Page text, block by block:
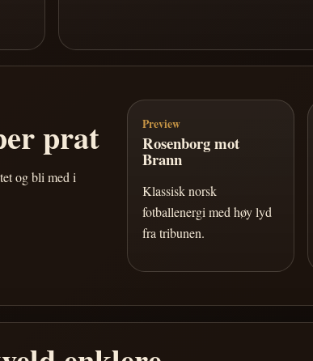
prat
og bli med i
Preview
Rosenborg mot
Brann
Klassisk norsk
fotballenergi med høy lyd
fra tribunen.